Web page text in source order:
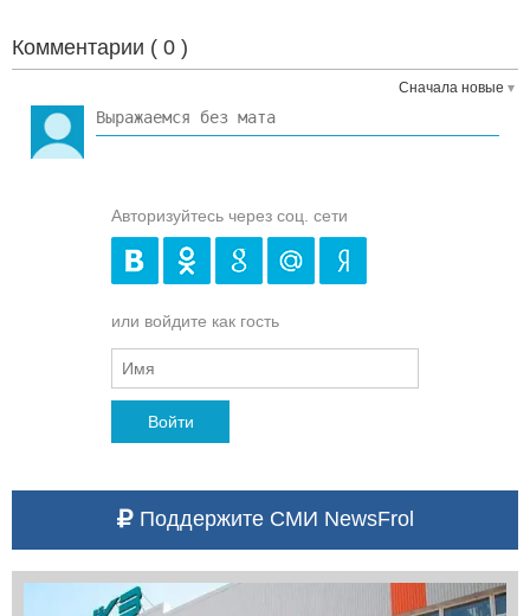
Комментарии ( 0 )
Сначала новые
Авторизуйтесь через соц. сети
или войдите как гость
Войти
Поддержите СМИ NewsFrol